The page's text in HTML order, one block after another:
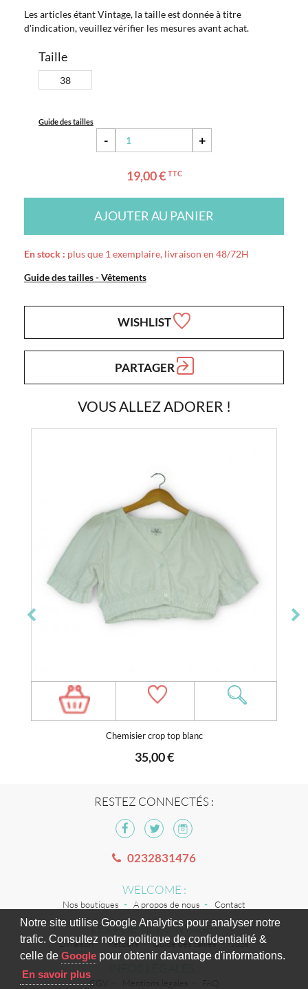
Notre site utilise Google Analytics pour analyser notre
trafic. Consultez notre politique de confidentialité &
celle de Googlepour obtenir davantage d'informations.
En savoir plus
Les articles étant Vintage, la taille est donnée à titre
d'indication, veuillez vérifier les mesures avant achat.
Taille
38
Guide des tailles
- +
19,00 € TTC
AJOUTER AU PANIER
En stock : plus que 1 exemplaire, livraison en 48/72H
Guide des tailles - Vêtements
WISHLIST
PARTAGER
VOUS ALLEZ ADORER !
Chemisier crop top blanc
35,00 €
RESTEZ CONNECTÉS :
0232831476
WELCOME :
Nos boutiques A propos de nous Contact
LES + DE TILT VINTAGE :
Livraison Retours Guide des tailles Jobs
CGV